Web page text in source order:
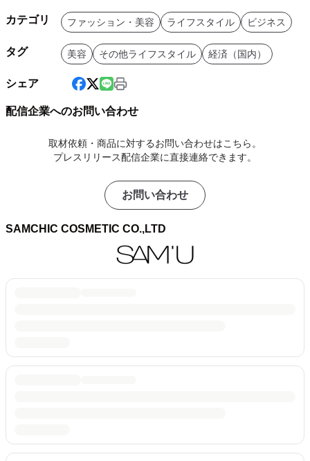
カテゴリ ファッション・美容 ライフスタイル ビジネス
タグ 美容 その他ライフスタイル 経済（国内）
シェア
配信企業へのお問い合わせ
取材依頼・商品に対するお問い合わせはこちら。
プレスリリース配信企業に直接連絡できます。
お問い合わせ
SAMCHIC COSMETIC CO.,LTD